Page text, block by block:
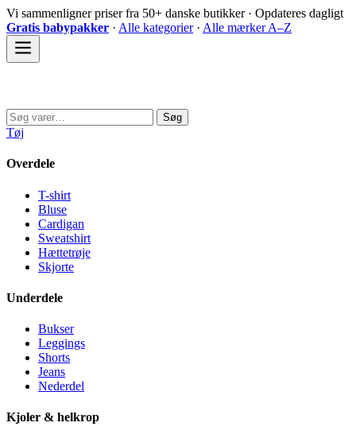
Spring
til
indhold
Vi sammenligner priser fra 50+ danske butikker · Opdateres dagligt
Gratis babypakker · Alle kategorier· Alle mærker A–Z
Søg
efter:
Søg
Tøj
Overdele
T-shirt
Bluse
Cardigan
Sweatshirt
Hættetrøje
Skjorte
Underdele
Bukser
Leggings
Shorts
Jeans
Nederdel
Kjoler & helkrop